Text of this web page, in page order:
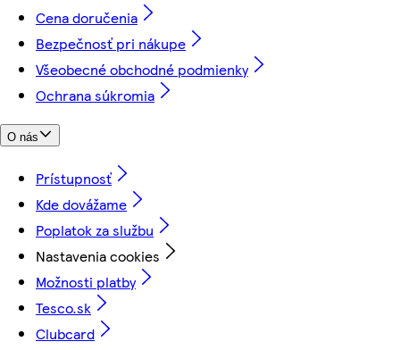
Cena doručenia
Bezpečnosť pri nákupe
Všeobecné obchodné podmienky
Ochrana súkromia
O nás
Prístupnosť
Kde dovážame
Poplatok za službu
Nastavenia cookies
Možnosti platby
Tesco.sk
Clubcard